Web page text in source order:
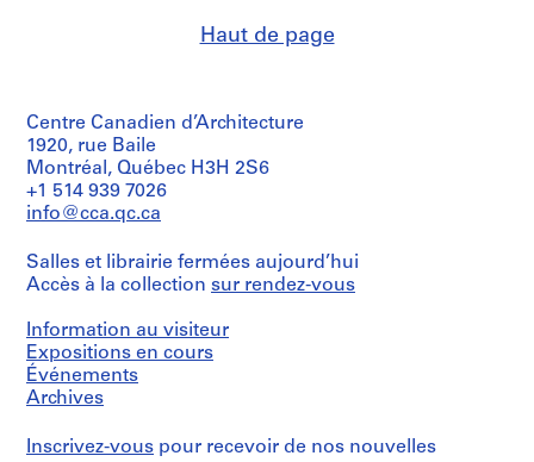
s
,
M
a
r
i
,
S
p
a
n
photographic
materials,
19
drawings,
4
reprographic
4
printouts
Caractéristiques
matérielles
et
contraintes
techniques:
Most
(archive
creator)
Quantité
/
Type
1
file
Collation:
7
drawings,
4
printouts
Caractéristiques
Haut de page
Centre Canadien d’Architecture
1920, rue Baile
Montréal, Québec H3H 2S6
+1 514 939 7026
info@cca.qc.ca
Salles et librairie fermées aujourd’hui
Accès à la collection sur rendez-vous
Information au visiteur
Expositions en cours
Événements
Archives
Inscrivez-vous pour recevoir de nos nouvelles